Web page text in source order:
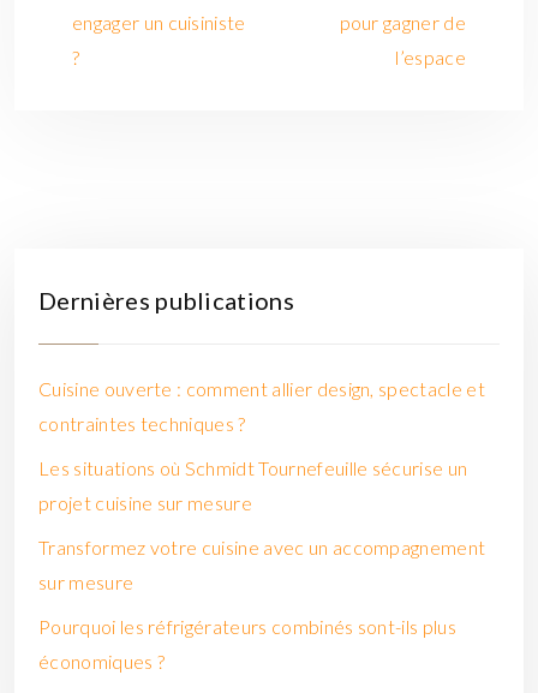
engager un cuisiniste
?
pour gagner de
l’espace
Dernières publications
Cuisine ouverte : comment allier design, spectacle et
contraintes techniques ?
Les situations où Schmidt Tournefeuille sécurise un
projet cuisine sur mesure
Transformez votre cuisine avec un accompagnement
sur mesure
Pourquoi les réfrigérateurs combinés sont-ils plus
économiques ?